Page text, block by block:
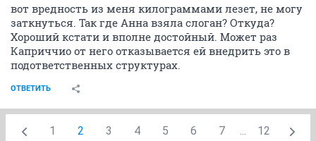
вот вредность из меня килограммами лезет, не могу
заткнуться. Так где Анна взяла слоган? Откуда?
Хороший кстати и вполне достойный. Может раз
Каприччио от него отказывается ей внедрить это в
подответственных структурах.
ОТВЕТИТЬ
1 2 3 4 5 6 7 ... 12